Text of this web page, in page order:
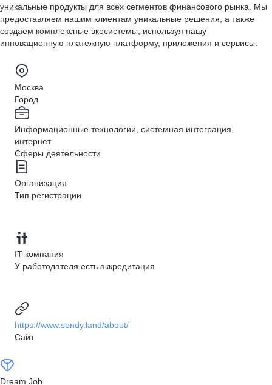
уникальные продукты для всех сегментов финансового рынка. Мы
предоставляем нашим клиентам уникальные решения, а также
создаем комплексные экосистемы, используя нашу
инновационную платежную платформу, приложения и сервисы.
Москва
Город
Информационные технологии, системная интеграция,
интернет
Сферы деятельности
Организация
Тип регистрации
IT-компания
У работодателя есть аккредитация
https://www.sendy.land/about/
Сайт
Dream Job